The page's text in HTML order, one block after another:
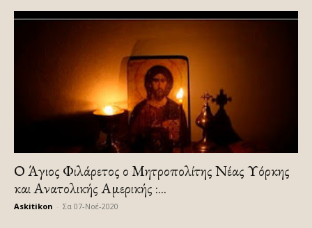
Ο Άγιος Φιλάρετος ο Μητροπολίτης Νέας Υόρκης
και Ανατολικής Αμερικής :...
Askitikon Σα 07-Νοέ-2020